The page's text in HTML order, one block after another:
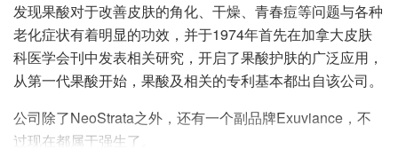
发现果酸对于改善皮肤的角化、干燥、青春痘等问题与各种
老化症状有着明显的功效，并于1974年首先在加拿大皮肤
科医学会刊中发表相关研究，开启了果酸护肤的广泛应用，
从第一代果酸开始，果酸及相关的专利基本都出自该公司。
公司除了NeoStrata之外，还有一个副品牌Exuviance，不
过现在都属于强生了。